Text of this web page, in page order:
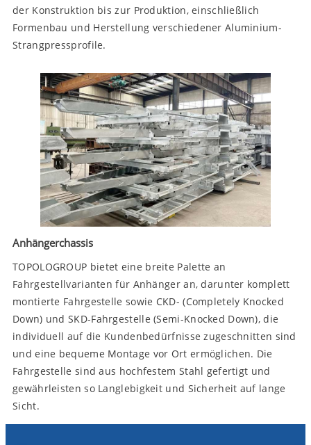
der Konstruktion bis zur Produktion, einschließlich
Formenbau und Herstellung verschiedener Aluminium-
Strangpressprofile.
Anhängerchassis
TOPOLOGROUP bietet eine breite Palette an
Fahrgestellvarianten für Anhänger an, darunter komplett
montierte Fahrgestelle sowie CKD- (Completely Knocked
Down) und SKD-Fahrgestelle (Semi-Knocked Down), die
individuell auf die Kundenbedürfnisse zugeschnitten sind
und eine bequeme Montage vor Ort ermöglichen. Die
Fahrgestelle sind aus hochfestem Stahl gefertigt und
gewährleisten so Langlebigkeit und Sicherheit auf lange
Sicht.